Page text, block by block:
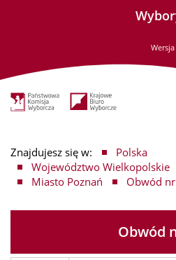
Znajdujesz się w:
Polska
Województwo Wielkopolskie
Miasto Poznań
Obwód
Obwód